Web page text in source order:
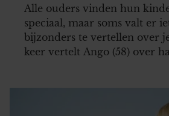
Alle ouders vinden hun
speciaal, maar soms valt er
bijzonders te vertellen over
keer vertelt Ango (58) over